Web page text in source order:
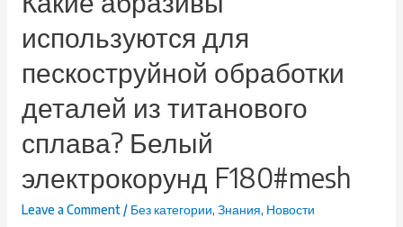
используются для
пескоструйной обработки
деталей из титанового
сплава? Белый
электрокорунд F180#mesh
Leave a Comment / Без категории, Знания, Новости